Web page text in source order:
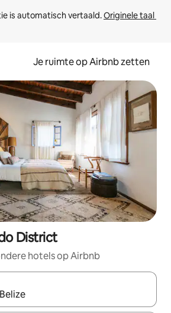
is automatisch vertaald. Originele taal
Je ruimte op Airbnb zetten
District
hotels op Airbnb
beschikbaar zijn, maak je een keuze